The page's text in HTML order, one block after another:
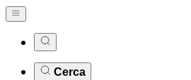
Cerca